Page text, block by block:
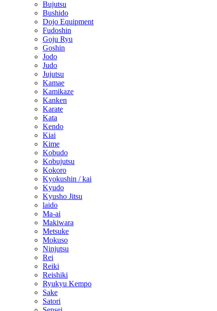
Bujutsu
Bushido
Dojo Equipment
Fudoshin
Goju Ryu
Goshin
Jodo
Judo
Jujutsu
Kamae
Kamikaze
Kanken
Karate
Kata
Kendo
Kiai
Kime
Kobudo
Kobujutsu
Kokoro
Kyokushin / kai
Kyudo
Kyusho Jitsu
laido
Ma-ai
Makiwara
Metsuke
Mokuso
Ninjutsu
Rei
Reiki
Reishiki
Ryukyu Kempo
Sake
Satori